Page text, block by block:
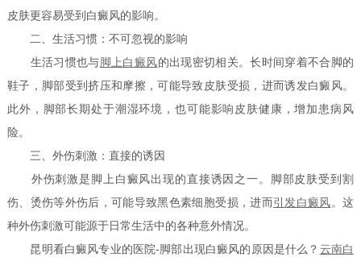
皮肤更容易受到白癜风的影响。
二、生活习惯：不可忽视的影响
生活习惯也与脚上白癜风的出现密切相关。长时间穿着不合脚的
鞋子，脚部受到挤压和摩擦，可能导致皮肤受损，进而诱发白癜风。
此外，脚部长期处于潮湿环境，也可能影响皮肤健康，增加患病风
险。
三、外伤刺激：直接的诱因
外伤刺激是脚上白癜风出现的直接诱因之一。脚部皮肤受到割
伤、烫伤等外伤后，可能导致黑色素细胞受损，进而 引发白癜风。这
种外伤刺激可能源于日常生活中的各种意外情况。
昆明看白癜风专业的医院-脚部出现白癜风的原因是什么？ 云南白